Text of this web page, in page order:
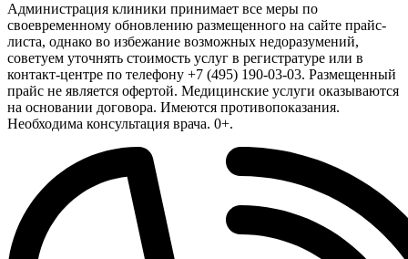
Администрация клиники принимает все меры по
своевременному обновлению размещенного на сайте прайс-
листа, однако во избежание возможных недоразумений,
советуем уточнять стоимость услуг в регистратуре или в
контакт-центре по телефону +7 (495) 190-03-03. Размещенный
прайс не является офертой. Медицинские услуги оказываются
на основании договора. Имеются противопоказания.
Необходима консультация врача. 0+.